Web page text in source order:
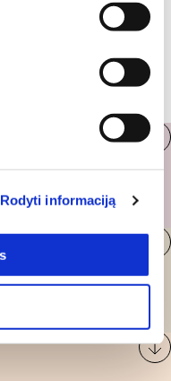
Rodyti informaciją
Šiuolaikiniai baldai žavi išskirtiniu funkcionalumu, kai kurie jų pelnytai net pavadinami meno kūriniais, nes jie tikrai yra išskirtiniai, originalūs ir puikiai atliepiantys į šiuolaikinių žmonių poreikius bei gyvenimo būdo ypatumus.